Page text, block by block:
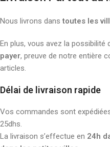
Nous livrons danstoutes les
En plus, vous avez la possibilité
payer, preuve de notre entière
articles.
Délai de livraison rapide
Vos commandes sont
25dhs.
La livraison s’effectue en 24h